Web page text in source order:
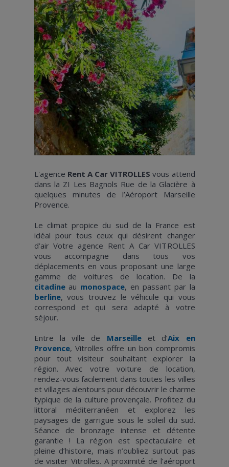
L'agence Rent A Car VITROLLESvous attend
dans la ZI Les Bagnols Rue de la Glacière à
quelques minutes de l’Aéroport Marseille
Provence.
Le climat propice du sud de la France est
idéal pour tous ceux qui désirent changer
d’air Votre agence Rent A Car VITROLLES
vous accompagne dans tous vos
déplacements en vous proposant une large
gamme de voitures de location. De la
citadineau monospace, en passant par la
berline, vous trouvez le véhicule qui vous
correspond et qui sera adapté à votre
séjour.
Entre la ville de Marseilleet d’Aix en
Provence, Vitrolles offre un bon compromis
pour tout visiteur souhaitant explorer la
région. Avec votre voiture de location,
rendez-vous facilement dans toutes les villes
et villages alentours pour découvrir le charme
typique de la culture provençale. Profitez du
littoral méditerranéen et explorez les
paysages de garrigue sous le soleil du sud.
Séance de bronzage intense et détente
garantie ! La région est spectaculaire et
pleine d’histoire, mais n’oubliez surtout pas
de visiter Vitrolles. A proximité de l’aéroport